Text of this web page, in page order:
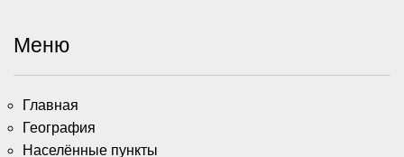
Меню
Главная
География
Населённые пункты